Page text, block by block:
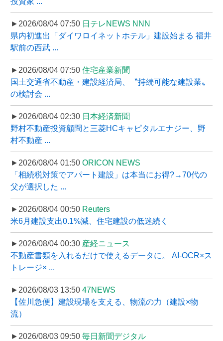
►2026/08/04 07:50 日テレNEWS NNN
県内初進出「ダイワロイネットホテル」建設始まる 福井
駅前の西武 ...
►2026/08/04 07:50 住宅産業新聞
国土交通省不動産・建設経済局、〝持続可能な建設業〟
の検討会 ...
►2026/08/04 02:30 日本経済新聞
野村不動産投資顧問と三菱HCキャピタルエナジー、野
村不動産 ...
►2026/08/04 01:50 ORICON NEWS
「相続税対策でアパート建設」は本当にお得?→70代の
父が選択した ...
►2026/08/04 00:50 Reuters
米6月建設支出0.1%減、住宅建設の低迷続く
►2026/08/04 00:30 産経ニュース
不動産書類を入れるだけで使えるデータに。 AI-OCR×ス
トレージ× ...
►2026/08/03 13:50 47NEWS
【佐川急便】建設現場を支える、物流の力（建設×物
流）
►2026/08/03 09:50 毎日新聞デジタル